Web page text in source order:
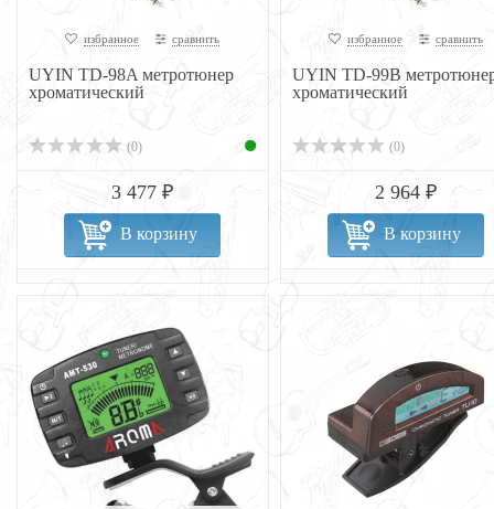
избранное сравнить
UYIN TD-98A метротюнер
хроматический
(0)
3 477 ₽
В корзину
избранное сравнить
UYIN TD-99B
хроматический
(0)
2 964 ₽
В корзину